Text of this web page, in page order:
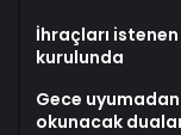
İhraçları
kurulunda
Gece
okunacak